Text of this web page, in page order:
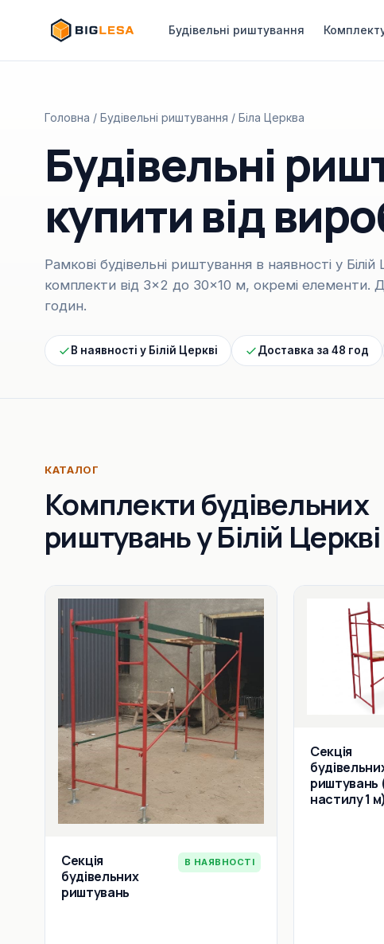
Будівельні риштування
Головна / Будівельні риштування / Біла Церква
Будівельні
купити від
Рамкові будівельні риштування в наявності у Білій
комплекти від 3×2 до 30×10 м, окремі елементи.
годин.
В наявності у Білій Церкві Доставка за 48 год
КАТАЛОГ
Комплекти будівельних
риштувань у Білій Церкві
Секція
будівельних
риштувань
В НАЯВНОСТІ
Секція
риштувань
настилу 1 м)